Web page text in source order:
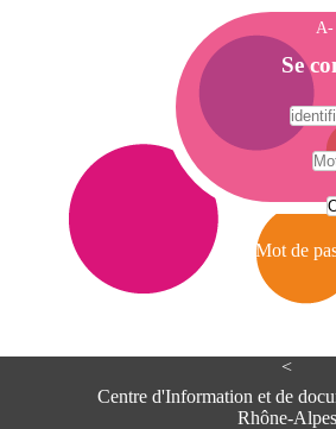
<
Centre d'Information et de
Rhône-Alpes
A-
A
c
c
e
i
Se
Mot de
A
e
e